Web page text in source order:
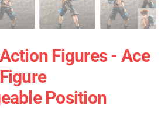
Figures - Ace
Position